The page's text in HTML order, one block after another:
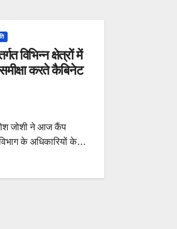
विभिन्न क्षेत्रों में
करते कैबिनेट
जोशी ने आज कैंप
विभाग के अधिकारियों के…